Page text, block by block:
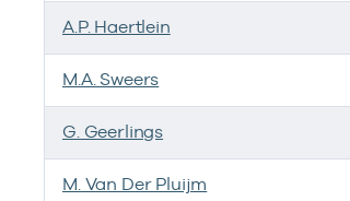
A.P. Haertlein
M.A. Sweers
G. Geerlings
M. Van Der Pluijm